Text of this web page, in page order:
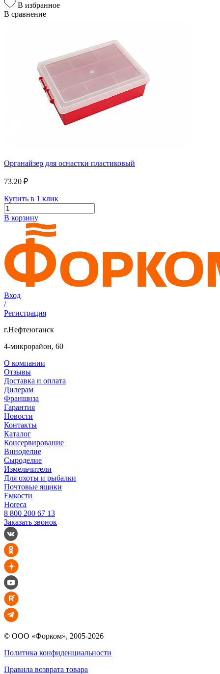
В избранное
В сравнение
Органайзер для оснастки пластиковый
73.20 ₽
Купить в 1 клик
В корзину
Вход
/
Регистрация
г.Нефтеюганск
4-микрорайон, 60
О компании
Отзывы
Доставка и оплата
Дилерам
Франшиза
Гарантия
Новости
Контакты
Каталог
Консервирование
Виноделие
Сыроделие
Измельчители
Для охоты и рыбалки
Почтовые ящики
Емкости
Horeca
8 800 200 67 13
Заказать звонок
© ООО «Форком», 2005-2026
Политика конфиденциальности
Правила возврата товара